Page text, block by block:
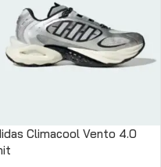
Climacool Vento 4.0